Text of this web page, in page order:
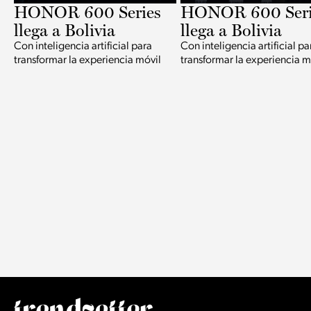
HONOR 600 Series
llega a Bolivia
Con inteligencia artificial para
transformar la experiencia móvil
HONOR 600
llega a Bolivia
Con inteligencia artificial
transformar la experiencia